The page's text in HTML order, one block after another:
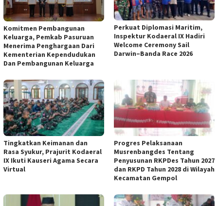
Komitmen Pembangunan
Keluarga, Pemkab Pasuruan
Menerima Penghargaan Dari
Kementerian Kependudukan
Dan Pembangunan Keluarga
Perkuat Diplomasi Maritim,
Inspektur Kodaeral IX Hadiri
Welcome Ceremony Sail
Darwin–Banda Race 2026
Tingkatkan Keimanan dan
Rasa Syukur, Prajurit Kodaeral
IX Ikuti Kauseri Agama Secara
Virtual
Progres Pelaksanaan
Musrenbangdes Tentang
Penyusunan RKPDes Tahun 2027
dan RKPD Tahun 2028 di Wilayah
Kecamatan Gempol